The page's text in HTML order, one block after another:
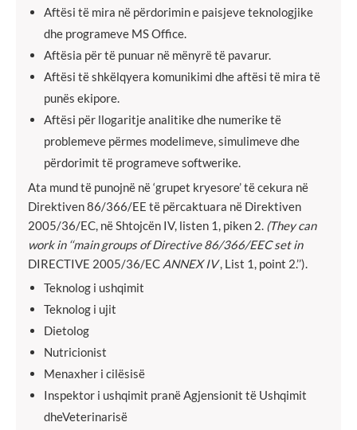
Aftësi të mira në përdorimin e paisjeve teknologjike
dhe programeve MS Office.
Aftësia për të punuar në mënyrë të pavarur.
Aftësi të shkëlqyera komunikimi dhe aftësi të mira të
punës ekipore.
Aftësi për llogaritje analitike dhe numerike të
problemeve përmes modelimeve, simulimeve dhe
përdorimit të programeve softwerike.
Ata mund të punojnë në ‘grupet kryesore’ të cekura në
Direktiven 86/366/EE të përcaktuara në Direktiven
2005/36/EC, në Shtojcën IV, listen 1, piken 2. (They can
work in ‘‘main groups of Directive 86/366/EEC set in
DIRECTIVE 2005/36/EC ANNEX IV, List 1, point 2.’’).
Teknolog i ushqimit
Teknolog i ujit
Dietolog
Nutricionist
Menaxher i cilësisë
Inspektor i ushqimit pranë Agjensionit të Ushqimit
dheVeterinarisë